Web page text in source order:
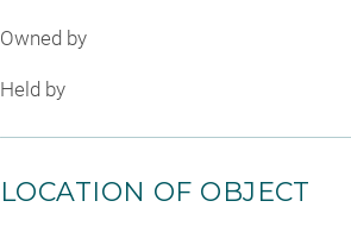
Owned by
Held by
LOCATION OF OBJECT